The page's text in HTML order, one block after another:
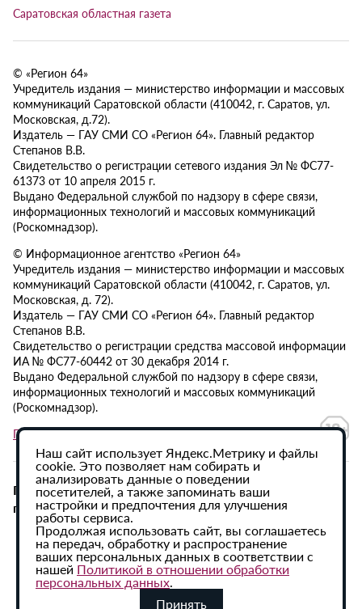
Саратовская областная газета
© «Регион 64»
Учредитель издания — министерство информации и массовых
коммуникаций Саратовской области (410042, г. Саратов, ул.
Московская, д.72).
Издатель — ГАУ СМИ СО «Регион 64». Главный редактор
Степанов В.В.
Свидетельство о регистрации сетевого издания Эл № ФС77-
61373 от 10 апреля 2015 г.
Выдано Федеральной службой по надзору в сфере связи,
информационных технологий и массовых коммуникаций
(Роскомнадзор).
© Информационное агентство «Регион 64»
Учредитель издания — министерство информации и массовых
коммуникаций Саратовской области (410042, г. Саратов, ул.
Московская, д. 72).
Издатель — ГАУ СМИ СО «Регион 64». Главный редактор
Степанов В.В.
Свидетельство о регистрации средства массовой информации
ИА № ФС77-60442 от 30 декабря 2014 г.
Выдано Федеральной службой по надзору в сфере связи,
информационных технологий и массовых коммуникаций
(Роскомнадзор).
Политика в отношении обработки персональных данных
При использовании материалов сайта активная
гиперссылка на ИА «Регион 64» обязательна.
Наш сайт использует Яндекс.Метрику и файлы
cookie. Это позволяет нам собирать и
анализировать данные о поведении
посетителей, а также запоминать ваши
настройки и предпочтения для улучшения
работы сервиса.
Продолжая использовать сайт, вы соглашаетесь
на передач, обработку и распространение
ваших персональных данных в соответствии с
нашей Политикой в отношении обработки
персональных данных.
Принять